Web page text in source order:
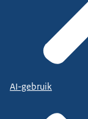
AI-gebruik